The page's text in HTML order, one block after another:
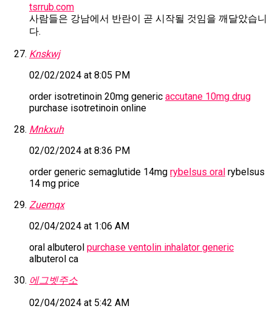
tsrrub.com
사람들은 강남에서 반란이 곧 시작될 것임을 깨달았습니
다.
Knskwj
02/02/2024 at 8:05 PM
order isotretinoin 20mg generic accutane 10mg drug
purchase isotretinoin online
Mnkxuh
02/02/2024 at 8:36 PM
order generic semaglutide 14mg rybelsus oral rybelsus
14 mg price
Zuemqx
02/04/2024 at 1:06 AM
oral albuterol purchase ventolin inhalator generic
albuterol ca
에그벳주소
02/04/2024 at 5:42 AM